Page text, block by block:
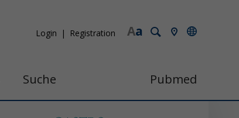
a
A
Login Registration
Suche Pubmed